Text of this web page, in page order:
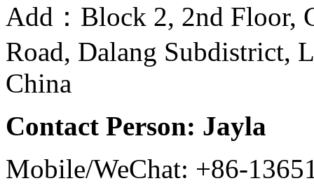
Add：Block 2, 2nd Floor,
Road, Dalang Subdistrict,
China
Contact Person: Jayla
Mobile/WeChat: +86-